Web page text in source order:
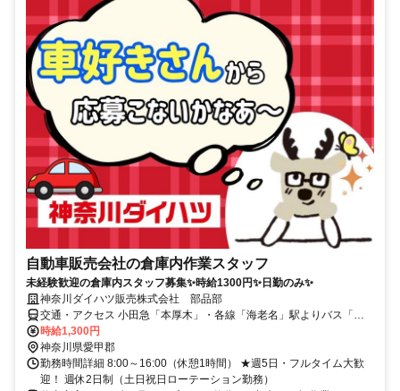
自動車販売会社の倉庫内作業スタッフ
未経験歓迎の倉庫内スタッフ募集✨時給1300円✨日勤のみ✨
神奈川ダイハツ販売株式会社 部品部
交通・アクセス 小田急「本厚木」・各線「海老名」駅よりバス「局
前」付近 ◎車通勤OK
時給1,300円
神奈川県愛甲郡
勤務時間詳細 8:00～16:00（休憩1時間） ★週5日・フルタイム大歓
迎！ 週休2日制（土日祝日ローテーション勤務）